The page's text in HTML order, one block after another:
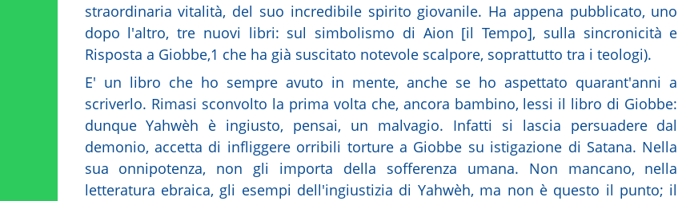
straordinaria vitalità, del suo incredibile spirito giovanile. Ha appena pubblicato, uno
dopo l'altro, tre nuovi libri: sul simbolismo di Aion [il Tempo], sulla sincronicità e
Risposta a Giobbe,1 che ha già suscitato notevole scalpore, soprattutto tra i teologi).
E' un libro che ho sempre avuto in mente, anche se ho aspettato quarant'anni a
scriverlo. Rimasi sconvolto la prima volta che, ancora bambino, lessi il libro di Giobbe:
dunque Yahwèh è ingiusto, pensai, un malvagio. Infatti si lascia persuadere dal
demonio, accetta di infliggere orribili torture a Giobbe su istigazione di Satana. Nella
sua onnipotenza, non gli importa della sofferenza umana. Non mancano, nella
letteratura ebraica, gli esempi dell'ingiustizia di Yahwèh, ma non è questo il punto; il